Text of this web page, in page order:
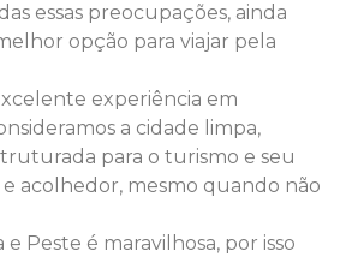
essas preocupações, ainda
opção para viajar pela
experiência em
a cidade limpa,
para o turismo e seu
acolhedor, mesmo quando não
e Peste é maravilhosa, por isso